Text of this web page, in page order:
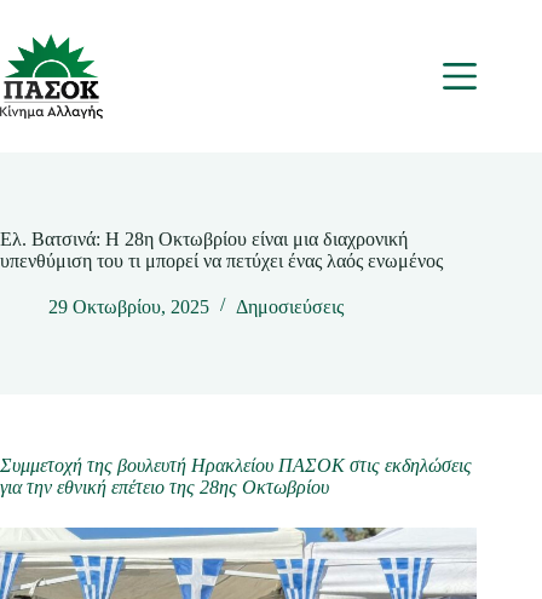
περιεχόμενο
Μενου
Ελ. Βατσινά: Η 28η Οκτωβρίου είναι μια διαχρονική
υπενθύμιση του τι μπορεί να πετύχει ένας λαός ενωμένος
29 Οκτωβρίου, 2025 Δημοσιεύσεις
Συμμετοχή της βουλευτή Ηρακλείου ΠΑΣΟΚ στις εκδηλώσεις
για την εθνική επέτειο της 28ης Οκτωβρίου